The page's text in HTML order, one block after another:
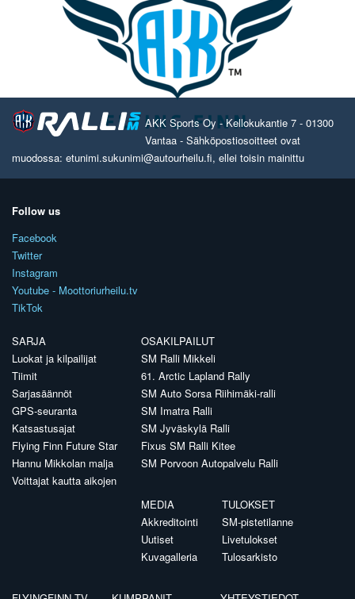
AKK Sports Oy - Kellokukantie 7 - 01300
Vantaa - Sähköpostiosoitteet ovat
muodossa: etunimi.sukunimi@autourheilu.fi, ellei toisin mainittu
Follow us
Facebook
Twitter
Instagram
Youtube - Moottoriurheilu.tv
TikTok
SARJA
Luokat ja kilpailijat
Tiimit
Sarjasäännöt
GPS-seuranta
Katsastusajat
Flying Finn Future Star
Hannu Mikkolan malja
Voittajat kautta aikojen
OSAKILPAILUT
SM Ralli Mikkeli
61. Arctic Lapland Rally
SM Auto Sorsa Riihimäki-ralli
SM Imatra Ralli
SM Jyväskylä Ralli
Fixus SM Ralli Kitee
SM Porvoon Autopalvelu Ralli
MEDIA
Akkreditointi
Uutiset
Kuvagalleria
TULOKSET
SM-pistetilanne
Livetulokset
Tulosarkisto